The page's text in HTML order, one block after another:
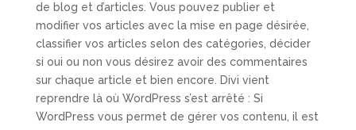
de blog et d’articles. Vous pouvez publier et
modifier vos articles avec la mise en page désirée,
classifier vos articles selon des catégories, décider
si oui ou non vous désirez avoir des commentaires
sur chaque article et bien encore. Divi vient
reprendre là où WordPress s’est arrêté : Si
WordPress vous permet de gérer vos contenu, il est